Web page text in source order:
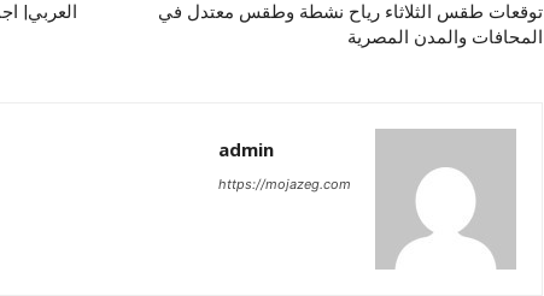
توقعات طقس الثلاثاء رياح نشطة وطقس معتدل في
المحافات والمدن المصرية
admin
https://mojazeg.com